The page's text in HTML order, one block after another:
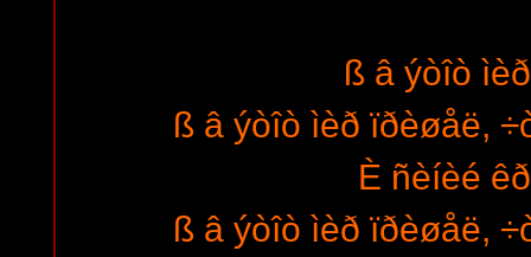
ß â ýòîò
ß â ýòîò ìèð ïðèøåë,
È ñèíèé
ß â ýòîò ìèð ïðèøåë,